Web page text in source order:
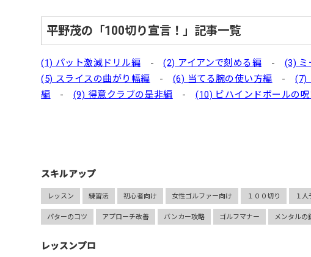
平野茂の「100切り宣言！」記事一覧
(1) パット激減ドリル編 -(2) アイアンで刻める編 - (3) ミ
(5) スライスの曲がり幅編 - (6) 当てる腕の使い方編 -(7)
編 -(9) 得意クラブの是非編 -(10) ビハインドボールの
スキルアップ
レッスン 練習法 初心者向け 女性ゴルファー向け １００切り １人
パターのコツ アプローチ改善 バンカー攻略 ゴルフマナー メンタルの
レッスンプロ